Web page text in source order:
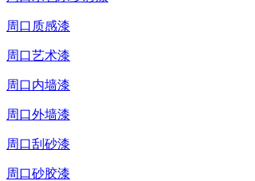
周口质感漆
周口艺术漆
周口内墙漆
周口外墙漆
周口刮砂漆
周口砂胶漆